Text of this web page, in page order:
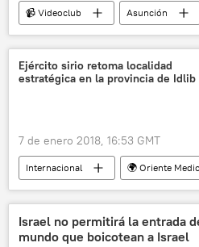
📹 Videoclub
Asunción
Harry Potter
batalla
Ejército sirio retoma localidad
estratégica en la provincia de Idlib
7 de enero 2018, 16:53 GMT
Internacional 🌍 Oriente Medio
Sinyar
terrorismo
Israel no permitirá la entrada
mundo que boicotean a Israel